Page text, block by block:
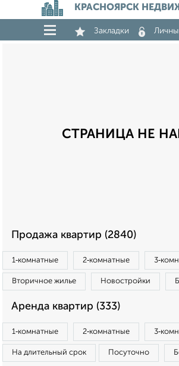
КРАСНОЯРСК
Закладки
СТРАНИЦА НЕ
Продажа квартир (2840)
1‑комнатные 2‑комнатные
Вторичное жилье Новостройки
Аренда квартир (333)
1‑комнатные 2‑комнатные
На длительный срок Посуточно